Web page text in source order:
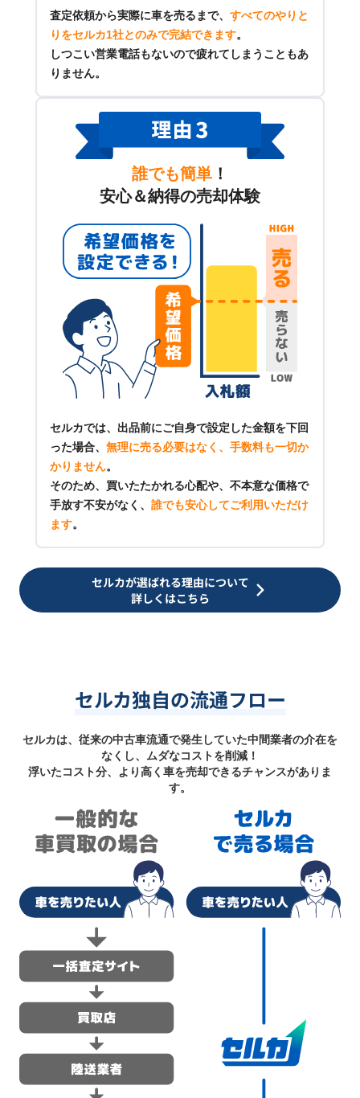
査定依頼から実際に車を売るまで、 すべてのやりと
りをセルカ1社とのみで完結できます。
しつこい営業電話もないので疲れてしまうこともあ
りません。
誰でも簡単 ！
安心＆納得の売却体験
セルカでは、出品前にご自身で設定した金額を下回
った場合、 無理に売る必要はなく、手数料も一切か
かりません。
そのため、買いたたかれる心配や、不本意な価格で
手放す不安がなく、 誰でも安心してご利用いただけ
ます。
セルカが選ばれる理由について
詳しくはこちら
セルカ独自の流通フロー
セルカは、従来の中古車流通で発生していた中間業者の介在を
なくし、ムダなコストを削減！
浮いたコスト分、より高く車を売却できるチャンスがありま
す。